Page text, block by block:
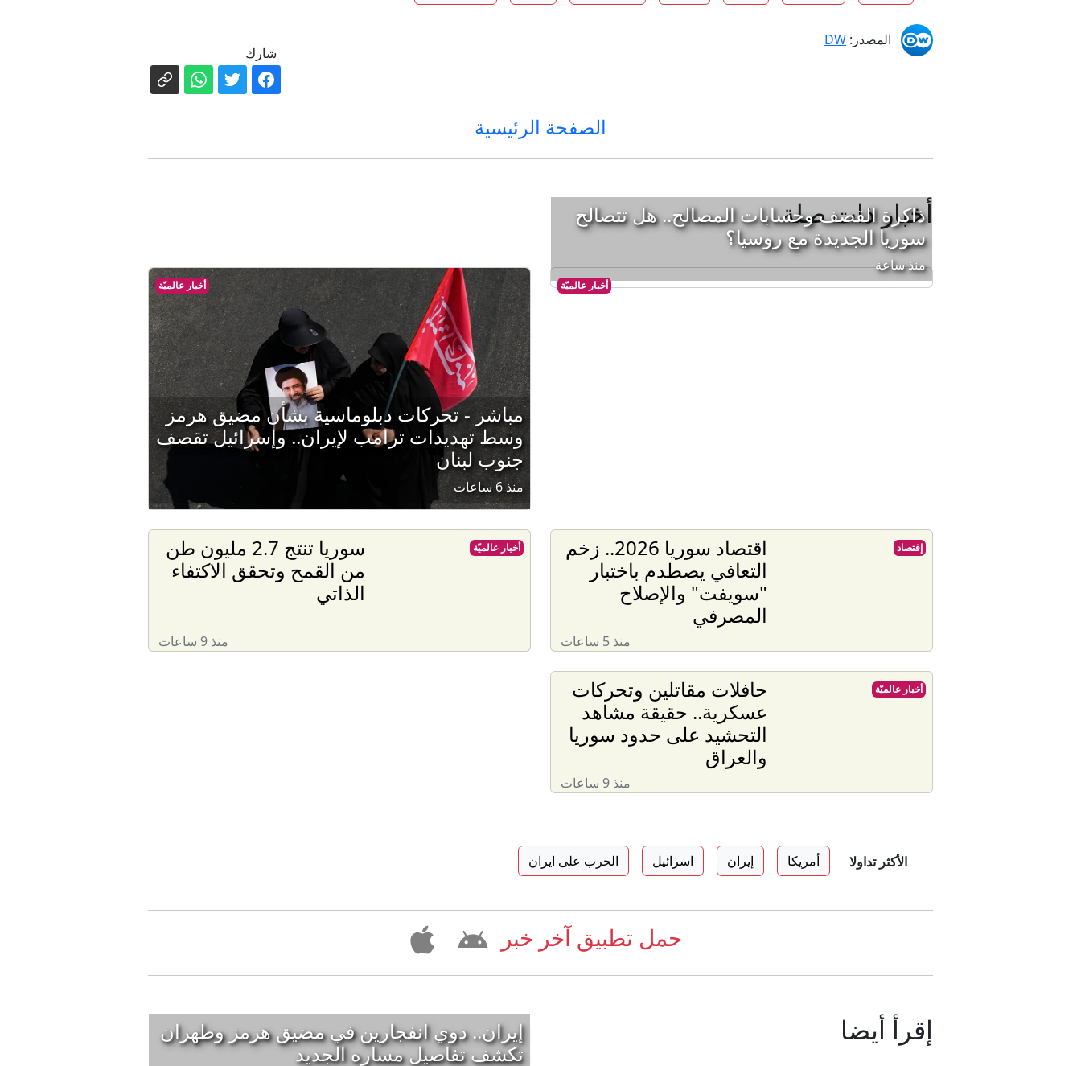
المصدر: DW
شارك
الصفحة الرئيسية
أخبار ذات صلة
أخبار عالميّة
ذاكرة القصف وحسابات المصالح.. هل تتصالح
سوريا الجديدة مع روسيا؟
منذ ساعة
أخبار عالميّة
مباشر - تحركات دبلوماسية بشأن مضيق هرمز
وسط تهديدات ترامب لإيران.. وإسرائيل تقصف
جنوب لبنان
منذ 6 ساعات
اقتصاد سوريا 2026.. زخم
التعافي يصطدم باختبار
"سويفت" والإصلاح
المصرفي
منذ 5 ساعات
إقتصاد
سوريا تنتج 2.7 مليون طن
من القمح وتحقق الاكتفاء
الذاتي
منذ 9 ساعات
أخبار عالميّة
حافلات مقاتلين وتحركات
عسكرية.. حقيقة مشاهد
التحشيد على حدود سوريا
والعراق
منذ 9 ساعات
أخبار عالميّة
الأكثر تداولا أمريكا إيران اسرائيل الحرب على ايران
حمل تطبيق آخر خبر
إقرأ أيضا
إيران.. دوي انفجارين في مضيق هرمز وطهران
تكشف تفاصيل مساره الجديد